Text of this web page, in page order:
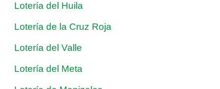
Lotería del Huila
Lotería de la Cruz Roja
Lotería del Valle
Lotería del Meta